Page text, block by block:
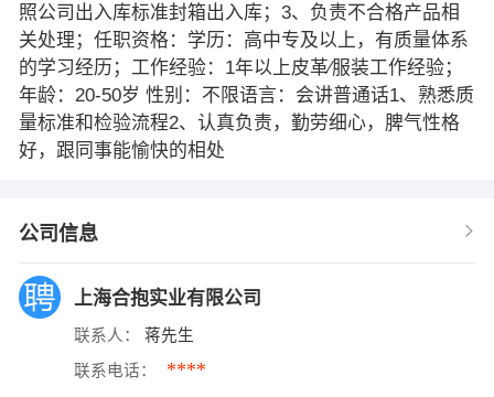
照公司出入库标准封箱出入库；3、负责不合格产品相
关处理；任职资格：学历：高中专及以上，有质量体系
的学习经历；工作经验：1年以上皮革∕服装工作经验；
年龄：20-50岁 性别：不限语言：会讲普通话1、熟悉质
量标准和检验流程2、认真负责，勤劳细心，脾气性格
好，跟同事能愉快的相处
公司信息
上海合抱实业有限公司
联系人： 蒋先生
联系电话： ****